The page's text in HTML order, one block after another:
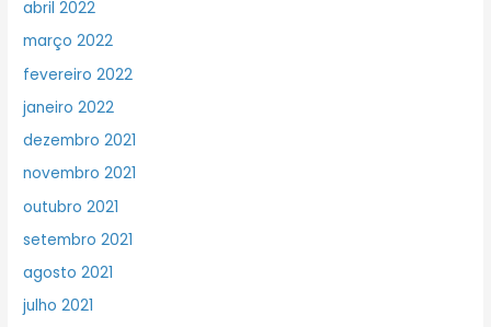
abril 2022
março 2022
fevereiro 2022
janeiro 2022
dezembro 2021
novembro 2021
outubro 2021
setembro 2021
agosto 2021
julho 2021